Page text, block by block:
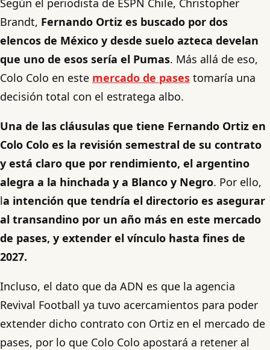
Según el periodista de ESPN Chile, Christopher
Brandt, Fernando Ortiz es buscado por dos
elencos de México y desde suelo azteca develan
que uno de esos sería el Pumas. Más allá de eso,
Colo Colo en este mercado de pases tomaría una
decisión total con el estratega albo.
Una de las cláusulas que tiene Fernando Ortiz en
Colo Colo es la revisión semestral de su contrato
y está claro que por rendimiento, el argentino
alegra a la hinchada y a Blanco y Negro. Por ello,
la intención que tendría el directorio es asegurar
al transandino por un año más en este mercado
de pases, y extender el vínculo hasta fines de
2027.
Incluso, el dato que da ADN es que la agencia
Revival Football ya tuvo acercamientos para poder
extender dicho contrato con Ortiz en el mercado de
pases, por lo que Colo Colo apostará a retener al